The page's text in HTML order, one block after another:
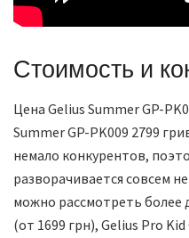
Стоимость и
Цена Gelius Summer GP-
Summer GP-PK009 2799
немало конкурентов,
разворачивается совсем
можно рассмотреть более
(от 1699 грн), Gelius Pro